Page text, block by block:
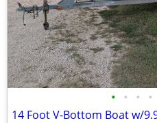
• • • •
14 Foot V-Bottom Boat w/